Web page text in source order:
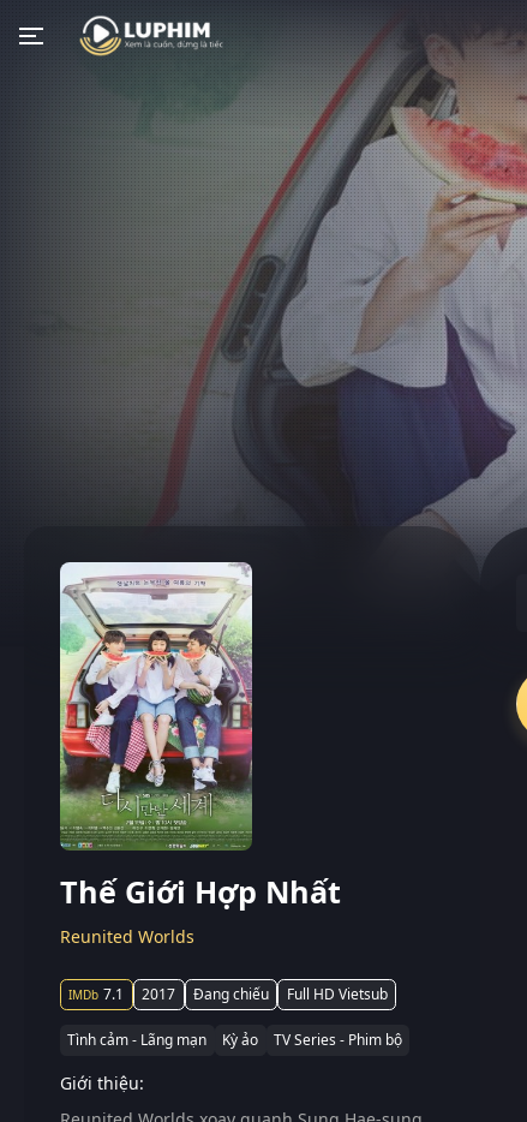
Thế Giới Hợp Nhất
Reunited Worlds
7.1 2017 Đang chiếu Full HD Vietsub
Tình cảm - Lãng mạn Kỳ ảo TV Series - Phim bộ
Giới thiệu: